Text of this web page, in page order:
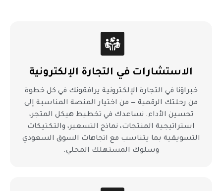
الاستشارات في التجارة الإلكترونية
خبراؤنا في التجارة الإلكترونية يرافقونك في كل خطوة
من رحلتك الرقمية — من اختيار المنصة المناسبة إلى
تحسين الأداء. نساعدك في تخطيط هيكل المتجر،
استراتيجية المنتجات، نماذج التسعير، والتكتيكات
التسويقية بما يتناسب مع اتجاهات السوق السعودي
وسلوك المستهلك المحلي.